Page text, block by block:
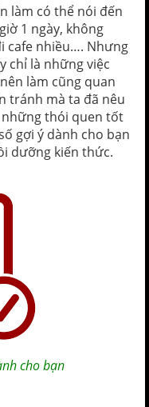
làm có thể nói đến
1 ngày, không
cafe nhiều…. Nhưng
chỉ là những việc
làm cũng quan
tránh mà ta đã nêu
những thói quen tốt
gợi ý dành cho bạn
dưỡng kiến thức.
cho bạn